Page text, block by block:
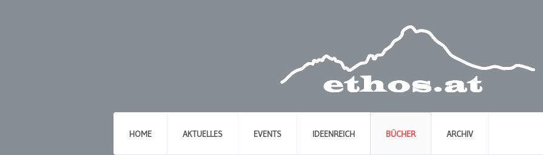
HOME AKTUELLES EVENTS IDEENREICH BÜCHER ARCHIV